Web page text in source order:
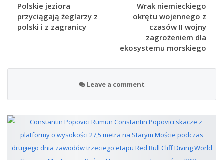
Polskie jeziora
przyciągają żeglarzy z
polski i z zagranicy
Wrak niemieckiego
okrętu wojennego z
czasów II wojny
zagrożeniem dla
ekosystemu morskiego
Leave a comment